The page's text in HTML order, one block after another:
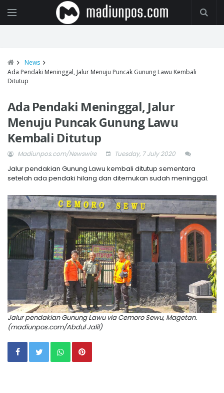
News
Ada Pendaki Meninggal, Jalur Menuju Puncak Gunung Lawu Kembali
Ditutup
Ada Pendaki Meninggal, Jalur
Menuju Puncak Gunung Lawu
Kembali Ditutup
Madiunpos.com/Newswire Tuesday, 7 July 2020
Jalur pendakian Gunung Lawu kembali ditutup sementara
setelah ada pendaki hilang dan ditemukan sudah meninggal.
Jalur pendakian Gunung Lawu via Cemoro Sewu, Magetan.
(madiunpos.com/Abdul Jalil)